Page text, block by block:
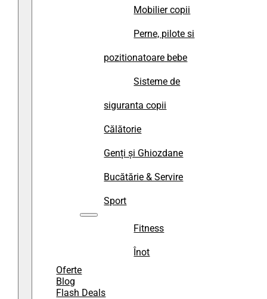
Mobilier copii
Perne, pilote si
pozitionatoare bebe
Sisteme de
siguranta copii
Călătorie
Genți și Ghiozdane
Bucătărie & Servire
Sport
Fitness
Înot
Oferte
Blog
Flash Deals